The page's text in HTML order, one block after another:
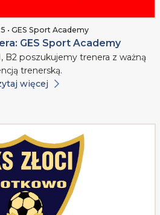
• GES Sport Academy
GES Sport Academy
B2 poszukujemy trenera z ważną
trenerską.
więcej